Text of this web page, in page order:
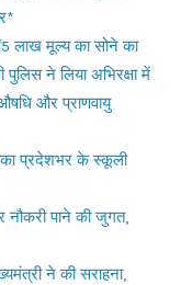
लाख मूल्य का सोने का
ने लिया अभिरक्षा में
और प्राणवायु
का प्रदेशभर के स्कूली
नौकरी पाने की जुगत,
ने की सराहना,